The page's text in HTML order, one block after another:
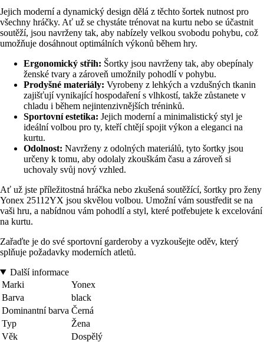
Jejich moderní a dynamický design dělá z těchto šortek nutnost pro
všechny hráčky. Ať už se chystáte trénovat na kurtu nebo se účastnit
soutěží, jsou navrženy tak, aby nabízely velkou svobodu pohybu, což
umožňuje dosáhnout optimálních výkonů během hry.
Ergonomický střih: Šortky jsou navrženy tak, aby obepínaly
ženské tvary a zároveň umožnily pohodlí v pohybu.
Prodyšné materiály: Vyrobeny z lehkých a vzdušných tkanin
zajišťují vynikající hospodaření s vlhkostí, takže zůstanete v
chladu i během nejintenzivnějších tréninků.
Sportovní estetika: Jejich moderní a minimalistický styl je
ideální volbou pro ty, kteří chtějí spojit výkon a eleganci na
kurtu.
Odolnost: Navrženy z odolných materiálů, tyto šortky jsou
určeny k tomu, aby odolaly zkouškám času a zároveň si
uchovaly svůj nový vzhled.
Ať už jste příležitostná hráčka nebo zkušená soutěžící, šortky pro ženy
Yonex 25112YX jsou skvělou volbou. Umožní vám soustředit se na
vaši hru, a nabídnou vám pohodlí a styl, které potřebujete k excelování
na kurtu.
Zařaďte je do své sportovní garderoby a vyzkoušejte oděv, který
splňuje požadavky moderních atletů.
Další informace
Marki
Yonex
Barva
black
Dominantní barva Černá
Typ
Žena
Věk
Dospělý